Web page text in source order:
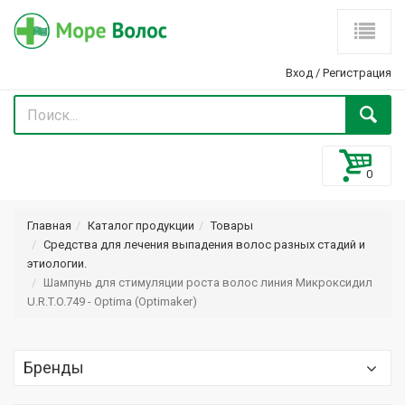
Вход / Регистрация
Главная Каталог продукции
Товары
Средства для лечения выпадения волос разных стадий и
этиологии.
Шампунь для стимуляции роста волос линия Микроксидил
U.R.T.O.749 - Optima (Optimaker)
Бренды